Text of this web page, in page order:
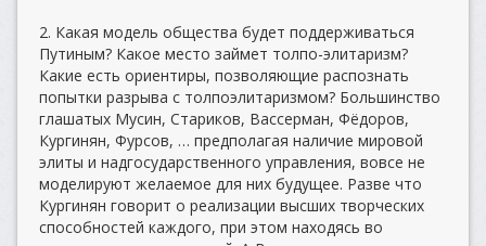
2. Какая модель общества будет поддерживаться
Путиным? Какое место займет толпо-элитаризм?
Какие есть ориентиры, позволяющие распознать
попытки разрыва с толпоэлитаризмом? Большинство
глашатых Мусин, Стариков, Вассерман, Фёдоров,
Кургинян, Фурсов, … предполагая наличие мировой
элиты и надгосударственного управления, вовсе не
моделируют желаемое для них будущее. Разве что
Кургинян говорит о реализации высших творческих
способностей каждого, при этом находясь во